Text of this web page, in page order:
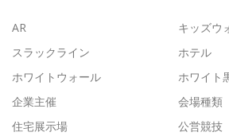
AR
キッズウ
スラックライン
ホテル
ホワイトウォール
ホワイト
企業主催
会場種類
住宅展示場
公営競技